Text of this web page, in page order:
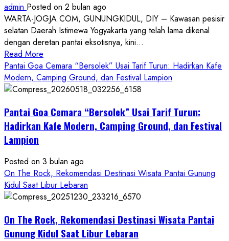
admin Posted on 2 bulan ago
WARTA-JOGJA.COM, GUNUNGKIDUL, DIY – Kawasan pesisir
selatan Daerah Istimewa Yogyakarta yang telah lama dikenal
dengan deretan pantai eksotisnya, kini...
Read More
more
about
ON
ROCK
Gunungkidul
Baru,
Padukan
Keindahan
Alam
Wisata
Kekinian
Pantai Goa Cemara “Bersolek” Usai Tarif Turun: Hadirkan Kafe
Modern, Camping Ground, dan Festival Lampion
Pantai Goa Cemara “Bersolek” Usai Tarif Turun:
Hadirkan Kafe Modern, Camping Ground, dan Festival
Lampion
Posted on 3 bulan ago
On The Rock, Rekomendasi Destinasi Wisata Pantai Gunung
Kidul Saat Libur Lebaran
On The Rock, Rekomendasi Destinasi Wisata Pantai
Gunung Kidul Saat Libur Lebaran